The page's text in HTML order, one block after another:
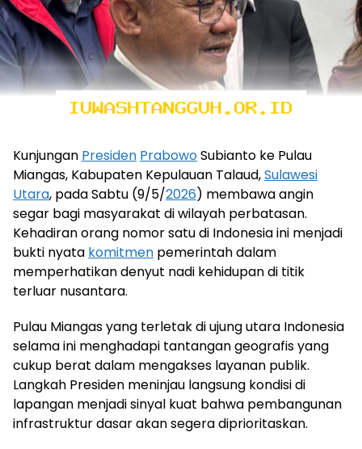
Kunjungan Presiden PrabowoSubianto ke Pulau
Miangas, Kabupaten Kepulauan Talaud,Sulawesi
Utara, pada Sabtu (9/5/2026) membawa angin
segar bagi masyarakat di wilayah perbatasan.
Kehadiran orang nomor satu di Indonesia ini menjadi
bukti nyata komitmen pemerintah dalam
memperhatikan denyut nadi kehidupan di titik
terluar nusantara.
Pulau Miangas yang terletak di ujung utara Indonesia
selama ini menghadapi tantangan geografis yang
cukup berat dalam mengakses layanan publik.
Langkah Presiden meninjau langsung kondisi di
lapangan menjadi sinyal kuat bahwa pembangunan
infrastruktur dasar akan segera diprioritaskan.